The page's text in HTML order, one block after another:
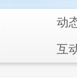
动
互